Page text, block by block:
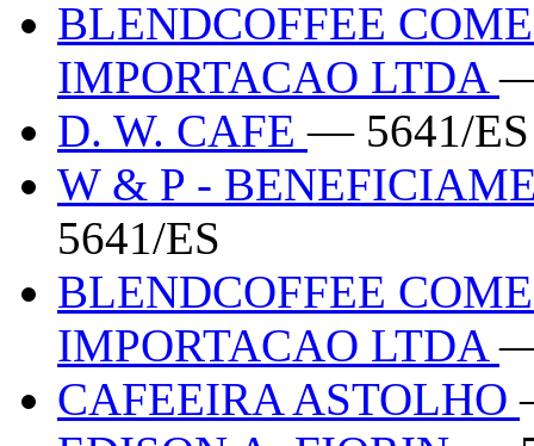
BLENDCOFFEE
IMPORTACAO LTDA
D. W. CAFE— 5641/ES
W & P -
5641/ES
BLENDCOFFEE
IMPORTACAO LTDA
CAFEEIRA ASTOLHO